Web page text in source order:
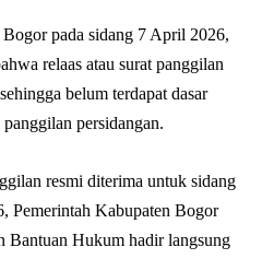
pada sidang 7 April 2026,
relaas atau surat panggilan
belum terdapat dasar
persidangan.
resmi diterima untuk sidang
Pemerintah Kabupaten Bogor
Bantuan Hukum hadir langsung